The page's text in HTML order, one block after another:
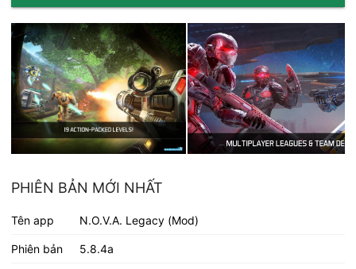
PHIÊN BẢN MỚI NHẤT
Tên app N.O.V.A. Legacy (Mod)
Phiên bản 5.8.4a